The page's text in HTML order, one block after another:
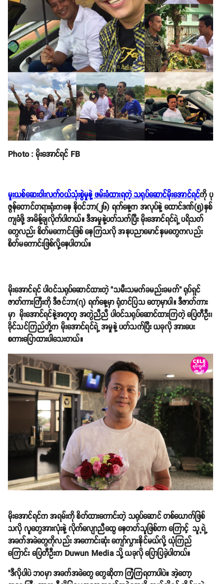
Photo : မိုးအောင်ရင် FB
မူးယစ်ဆေးဝါးလက်ဝယ်သုံးစွဲမှုနဲ့ ဖမ်းခံထားရတဲ့ သရုပ်ဆောင်မိုးအောင်ရင်ကို ပု
ဇွန်တောင်တရားရုံးကနေ နိုဝင်ဘာ(၂၆) ရက်နေ့က အလုပ်နဲ့ ထောင်ဒဏ်(၅)နှစ်
ကျခံဖို့ အမိန့်ချလိုက်ပါတယ်။ ဒီအမှုနဲ့ပတ်သက်ပြီး မိုးအောင်ရင်ရဲ့ ပရိသတ်
တွေလည်း စိတ်မကောင်းဖြစ် နေကြသလို အနုပညာမောင်နှမတွေကလည်း
စိတ်မကောင်းဖြစ်လို့နေပါတယ်။
မိုးအောင်ရင် ပါဝင်သရုပ်ဆောင်ထားတဲ့ "သမီးသမက်ခမည်းခမက်" ရုပ်ရှင်
ဇာတ်ကားကြီးကို ဒီဇင်ဘာ(၇) ရက်နေ့မှာ ရုံတင်ပြသ တော့မှာပါ။ ဒီဇာတ်ကား
မှာ မိုးအောင်ရင်နဲ့အတူတူ အတွဲညီညီ ပါဝင်သရုပ်ဆောင်ထားကြတဲ့ ပြေတီဦး၊
ခိုင်သင်ကြည်တို့က မိုးအောင်ရင်ရဲ့ အမှုနဲ့ ပတ်သက်ပြီး ယခုလို အားပေး
စကားပြောထားပါသေးတယ်။
မိုးအောင်ရင်က အရမ်းကို စိတ်ထားကောင်းတဲ့ သရုပ်ဆောင် တစ်ယောက်ဖြစ်
သလို လူတွေအားလုံးနဲ့ လိုက်လျောညီထွေ နေတတ်သူဖြစ်တာ ကြောင့် သူ့ရဲ့
အခက်အခဲတွေကိုလည်း အကောင်းဆုံး ကျော်လွှားနိုင်မယ်လို့ ယုံကြည်
ကြောင်း ပြေတီဦးက Duwun Media သို့ ယခုလို ပြောပြခဲ့ပါတယ်။
"ဒီလိုပါပဲ ဘဝမှာ အခက်အခဲတွေ တွေဆိုတာ ကြုံကြရတာပါပဲ။ အဲ့တော့